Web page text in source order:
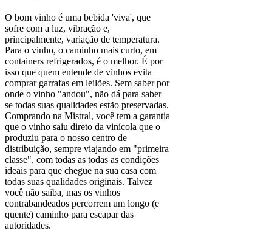
O bom vinho é uma bebida 'viva', que
sofre com a luz, vibração e,
principalmente, variação de temperatura.
Para o vinho, o caminho mais curto, em
containers refrigerados, é o melhor. É por
isso que quem entende de vinhos evita
comprar garrafas em leilões. Sem saber por
onde o vinho "andou", não dá para saber
se todas suas qualidades estão preservadas.
Comprando na Mistral, você tem a garantia
que o vinho saiu direto da vinícola que o
produziu para o nosso centro de
distribuição, sempre viajando em "primeira
classe", com todas as todas as condições
ideais para que chegue na sua casa com
todas suas qualidades originais. Talvez
você não saiba, mas os vinhos
contrabandeados percorrem um longo (e
quente) caminho para escapar das
autoridades.